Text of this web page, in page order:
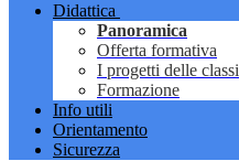
Didattica
Panoramica
Offerta formativa
I progetti delle classi
Formazione
Info utili
Orientamento
Sicurezza